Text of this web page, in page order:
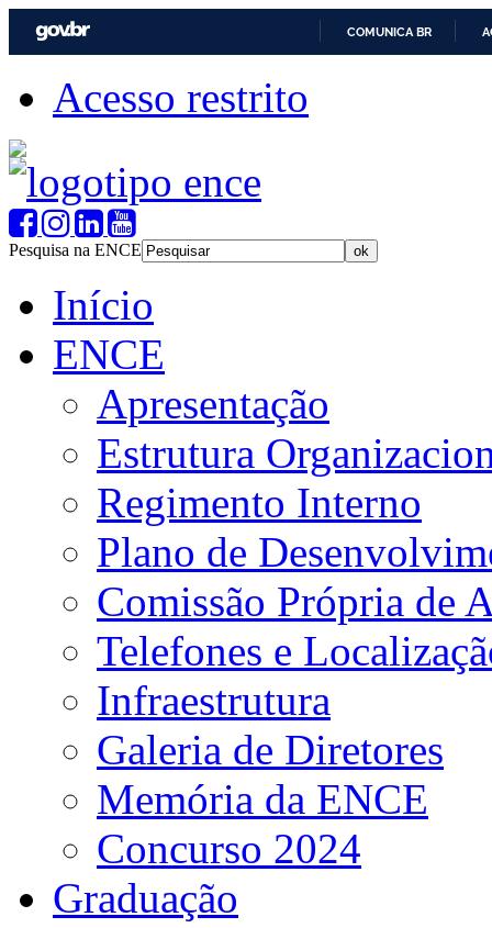
COMUNICA BR
Acesso restrito
Pesquisa na ENCE
Início
ENCE
Apresentação
Estrutura
Regimento Interno
Plano de
Comissão Própria de
Telefones e
Infraestrutura
Galeria de Diretores
Memória da ENCE
Concurso 2024
Graduação